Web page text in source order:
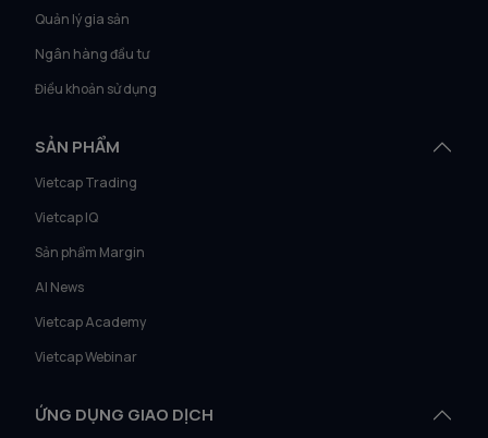
Quản lý gia sản
Ngân hàng đầu tư
Điều khoản sử dụng
SẢN PHẨM
Vietcap Trading
Vietcap IQ
Sản phẩm Margin
AI News
Vietcap Academy
Vietcap Webinar
ỨNG DỤNG GIAO DỊCH